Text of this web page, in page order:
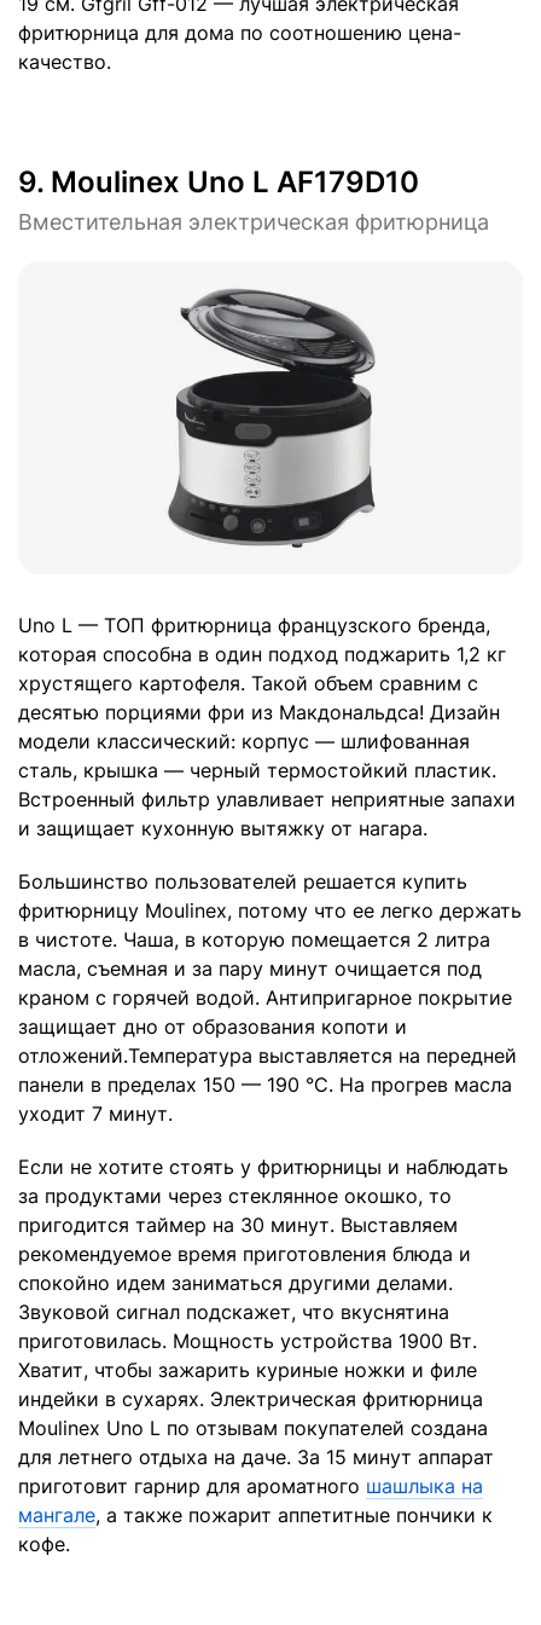
фритюрница для дома по соотношению цена-
качество.
9. Moulinex Uno L AF179D10
Вместительная электрическая фритюрница
Uno L — ТОП фритюрница французского бренда,
которая способна в один подход поджарить 1,2 кг
хрустящего картофеля. Такой объем сравним с
десятью порциями фри из Макдональдса! Дизайн
модели классический: корпус — шлифованная
сталь, крышка — черный термостойкий пластик.
Встроенный фильтр улавливает неприятные запахи
и защищает кухонную вытяжку от нагара.
Большинство пользователей решается купить
фритюрницу Moulinex, потому что ее легко держать
в чистоте. Чаша, в которую помещается 2 литра
масла, съемная и за пару минут очищается под
краном с горячей водой. Антипригарное покрытие
защищает дно от образования копоти и
отложений.Температура выставляется на передней
панели в пределах 150 — 190 °C. На прогрев масла
уходит 7 минут.
Если не хотите стоять у фритюрницы и наблюдать
за продуктами через стеклянное окошко, то
пригодится таймер на 30 минут. Выставляем
рекомендуемое время приготовления блюда и
спокойно идем заниматься другими делами.
Звуковой сигнал подскажет, что вкуснятина
приготовилась. Мощность устройства 1900 Вт.
Хватит, чтобы зажарить куриные ножки и филе
индейки в сухарях. Электрическая фритюрница
Moulinex Uno L по отзывам покупателей создана
для летнего отдыха на даче. За 15 минут аппарат
приготовит гарнир для ароматного шашлыка на
мангале, а также пожарит аппетитные пончики к
кофе.